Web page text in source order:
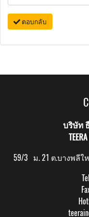
ตอบกลับ
บริษัท
59/3 ม. 21 ต.บางพลีใ